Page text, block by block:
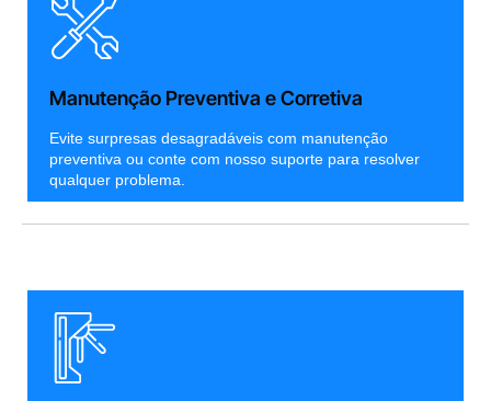
Manutenção Preventiva e Corretiva
Evite surpresas desagradáveis com manutenção
preventiva ou conte com nosso suporte para resolver
qualquer problema.